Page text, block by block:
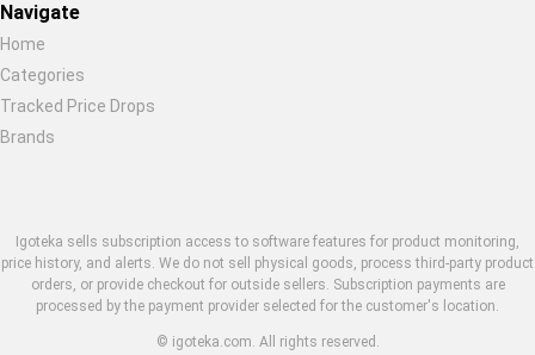
Navigate
Home
Categories
Tracked Price Drops
Brands
Igoteka sells subscription access to software features for product monitoring,
price history, and alerts. We do not sell physical goods, process third-party product
orders, or provide checkout for outside sellers. Subscription payments are
processed by the payment provider selected for the customer's location.
© igoteka.com. All rights reserved.